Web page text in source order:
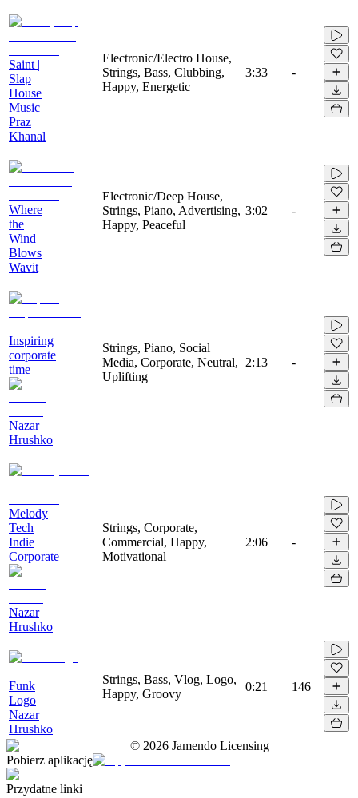
Saint |
Slap
House
Music
Praz
Khanal
Electronic/Electro House,
Strings, Bass, Clubbing,
Happy, Energetic
3:33 -
Where
the
Wind
Blows
Wavit
Electronic/Deep House,
Strings, Piano, Advertising,
Happy, Peaceful
3:02 -
Inspiring
corporate
time
Nazar
Hrushko
Strings, Piano, Social
Media, Corporate, Neutral,
Uplifting
2:13 -
Melody
Tech
Indie
Corporate
Nazar
Hrushko
Strings, Corporate,
Commercial, Happy,
Motivational
2:06 -
Funk
Logo
Nazar
Hrushko
Strings, Bass, Vlog, Logo,
Happy, Groovy
0:21 146
© 2026 Jamendo Licensing
Pobierz aplikację
Przydatne linki